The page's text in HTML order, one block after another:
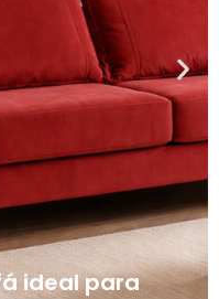
ideal para